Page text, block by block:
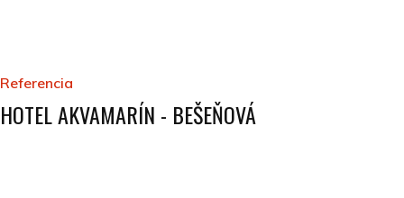
Referencia
HOTEL AKVAMARÍN - BEŠEŇOVÁ